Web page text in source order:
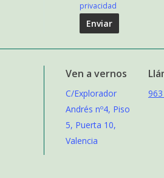
privacidad
Ven a vernos
C/Explorador
Andrés nº4, Piso
5, Puerta 10,
Valencia